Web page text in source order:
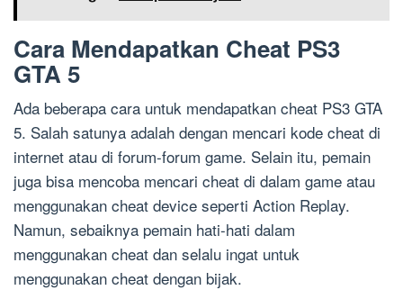
Cara Mendapatkan Cheat PS3
GTA 5
Ada beberapa cara untuk mendapatkan cheat PS3 GTA
5. Salah satunya adalah dengan mencari kode cheat di
internet atau di forum-forum game. Selain itu, pemain
juga bisa mencoba mencari cheat di dalam game atau
menggunakan cheat device seperti Action Replay.
Namun, sebaiknya pemain hati-hati dalam
menggunakan cheat dan selalu ingat untuk
menggunakan cheat dengan bijak.